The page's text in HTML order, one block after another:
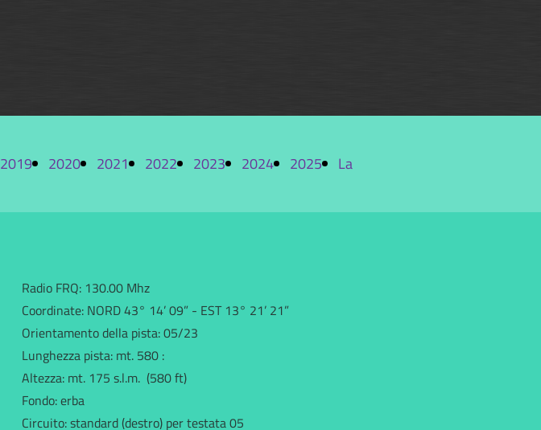
2019 2020 2021 2022 2023 2024 2025 La
Radio FRQ: 130.00 Mhz
Coordinate: NORD 43° 14’ 09” - EST 13° 21’ 21”
Orientamento della pista: 05/23
Lunghezza pista: mt. 580 :
Altezza: mt. 175 s.l.m. (580 ft)
Fondo: erba
Circuito: standard (destro) per testata 05